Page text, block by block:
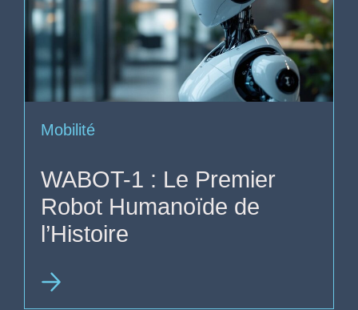
Mobilité
WABOT-1 : Le Premier
Robot Humanoïde de
l’Histoire